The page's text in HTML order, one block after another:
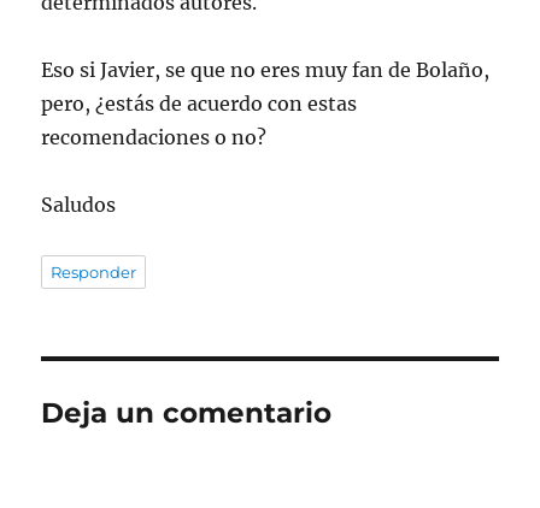
Eso si Javier, se que no eres muy fan de Bolaño,
pero, ¿estás de acuerdo con estas
recomendaciones o no?
Saludos
Responder
Deja un comentario